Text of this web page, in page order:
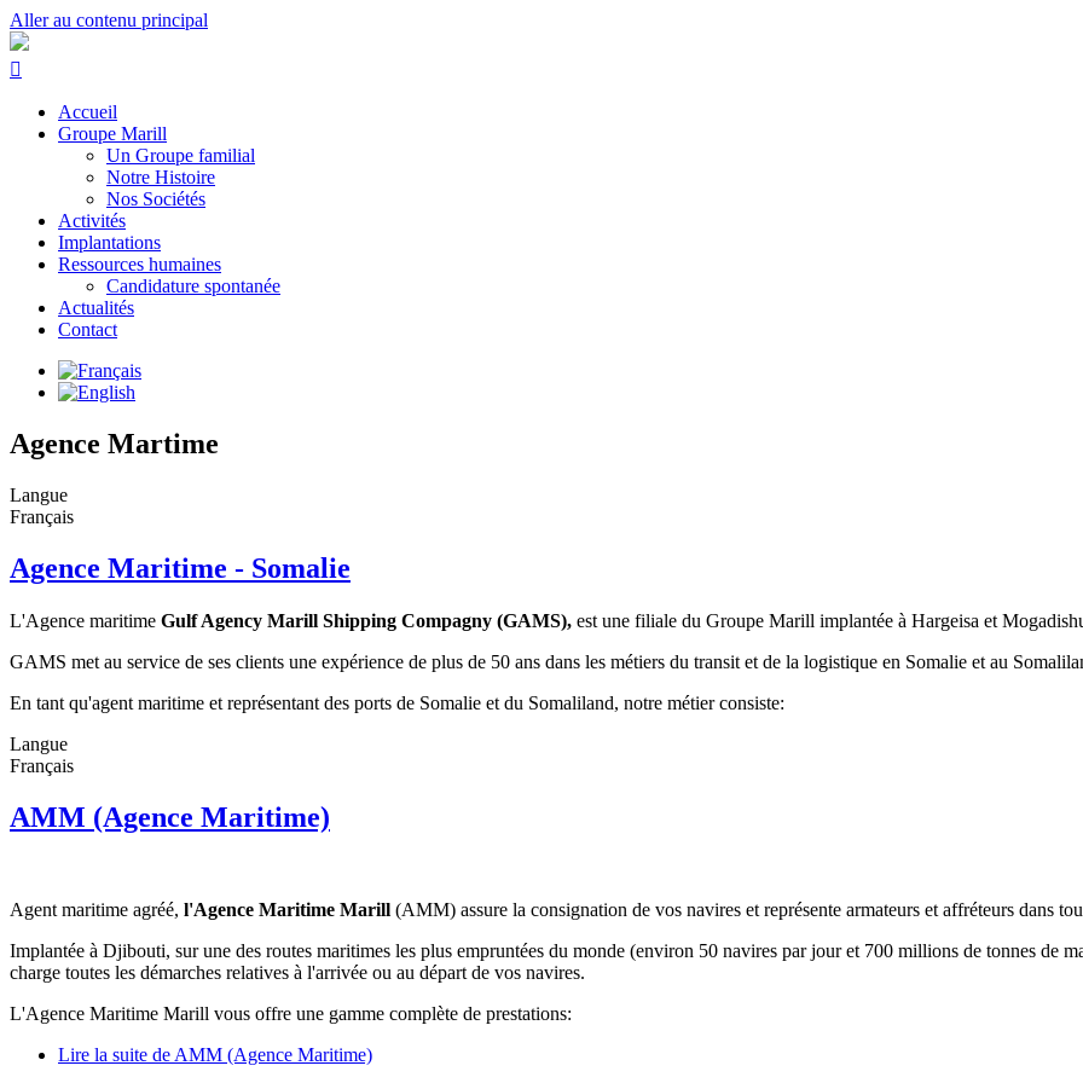
Aller au contenu principal
Accueil
Groupe Marill
Un Groupe familial
Notre Histoire
Nos Sociétés
Activités
Implantations
Ressources humaines
Candidature spontanée
Actualités
Contact
Agence Martime
Langue
Français
Agence Maritime - Somalie
L'Agence maritime Gulf Agency Marill Shipping Compagny (GAMS), est une filiale du Groupe Marill implantée à Hargeisa et
GAMS met au service de ses clients une expérience de plus de 50 ans dans les métiers du transit et de la logistique en Somalie et au
En tant qu'agent maritime et représentant des ports de Somalie et du Somaliland, notre métier consiste:
Langue
Français
AMM (Agence Maritime)
Agent maritime agréé, l'Agence Maritime Marill (AMM) assure la consignation de vos navires et représente armateurs et affréteurs dans
Implantée à Djibouti, sur une des routes maritimes les plus empruntées du monde (environ 50 navires par jour et 700 millions de tonnes de
charge toutes les démarches relatives à l'arrivée ou au départ de vos navires.
L'Agence Maritime Marill vous offre une gamme complète de prestations:
Lire la suite de AMM (Agence Maritime)